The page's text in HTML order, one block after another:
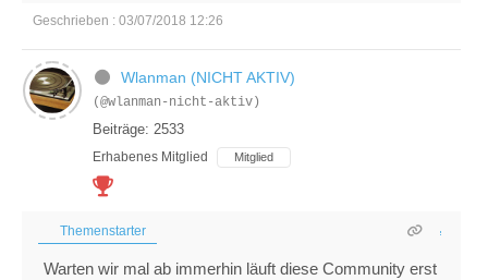
Geschrieben : 03/07/2018 12:26
Wlanman (NICHT AKTIV)
(@wlanman-nicht-aktiv)
Beiträge: 2533
Erhabenes Mitglied Mitglied
Themenstarter
Warten wir mal ab immerhin läuft diese Community erst